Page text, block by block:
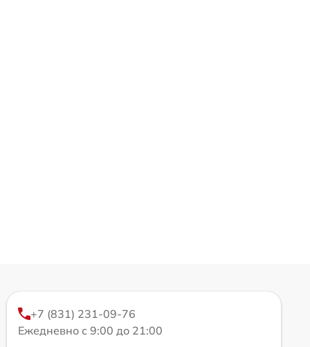
+7 (831) 231-09-76
Ежедневно с 9:00 до 21:00